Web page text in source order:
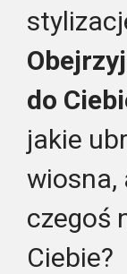
do
jakie
wiosna,
czegoś
Ciebie?